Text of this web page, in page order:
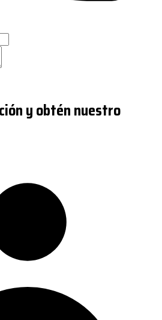
y obtén nuestro